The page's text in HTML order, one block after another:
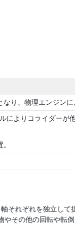
り、物理エンジンに
によりコライダーが
それぞれを独立し
その他の回転や転